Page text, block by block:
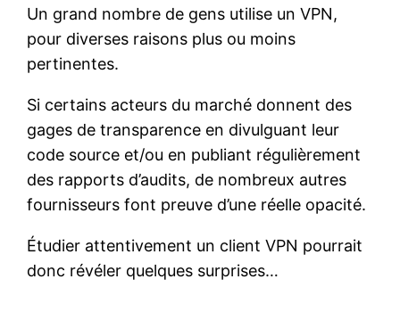
Un grand nombre de gens utilise un VPN,
pour diverses raisons plus ou moins
pertinentes.
Si certains acteurs du marché donnent des
gages de transparence en divulguant leur
code source et/ou en publiant régulièrement
des rapports d’audits, de nombreux autres
fournisseurs font preuve d’une réelle opacité.
Étudier attentivement un client VPN pourrait
donc révéler quelques surprises…